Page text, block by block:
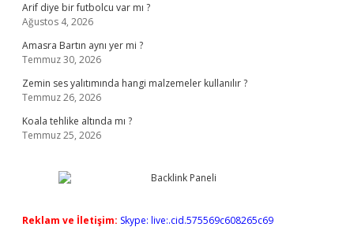
Arif diye bir futbolcu var mı ?
Ağustos 4, 2026
Amasra Bartın aynı yer mi ?
Temmuz 30, 2026
Zemin ses yalıtımında hangi malzemeler kullanılır ?
Temmuz 26, 2026
Koala tehlike altında mı ?
Temmuz 25, 2026
Reklam ve İletişim: Skype: live:.cid.575569c608265c69